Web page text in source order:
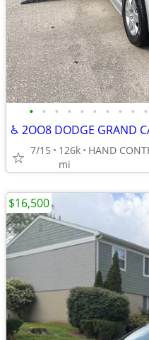
• • • • • • • • • •
7/15
126k
mi
$16,500